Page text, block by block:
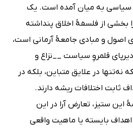
سیاسی به میان آمده است. یک
بخشی از فلسفۀ اخلاق پنداشته
اصول و مبادی جامعۀ آرمانی است،
قلمروِ سیاست __نزاع و
در علایق متباین، بلکه در
ثابت اختلافات ریشه دارند.
ستیز، تعارض آرا در این
بایسته یا ماهیت واقعی